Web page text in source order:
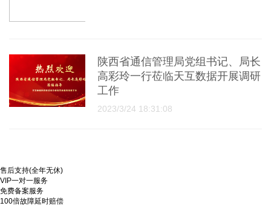
陕西省通信管理局党组书记、局长
高彩玲一行莅临天互数据开展调研
工作
2023/3/24 18:31:08
售后支持(全年无休)
VIP一对一服务
免费备案服务
100倍故障延时赔偿